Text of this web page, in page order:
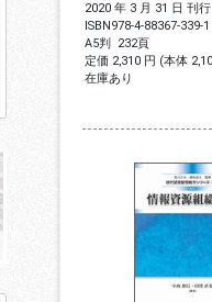
2020 年 3 月 31 日 刊行
ISBN978-4-88367-339-1
A5判 232頁
定価 2,310 円 (本体
在庫あり